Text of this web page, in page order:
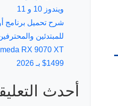
ويندوز 10 و 11
شرح تحميل برنامج
للمبتدئين
1499$ بـ 2026
أحدث